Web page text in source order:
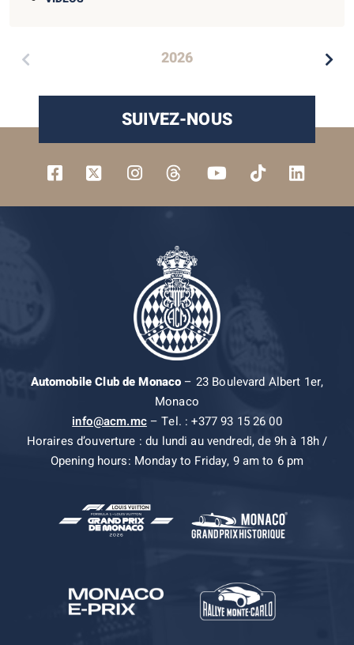
2026
SUIVEZ-NOUS
Automobile Club de Monaco– 23 Boulevard Albert 1er,
Monaco
info@acm.mc– Tel. : +377 93 15 26 00
Horaires d’ouverture : du lundi au vendredi, de 9h à 18h /
Opening hours: Monday to Friday, 9 am to 6 pm